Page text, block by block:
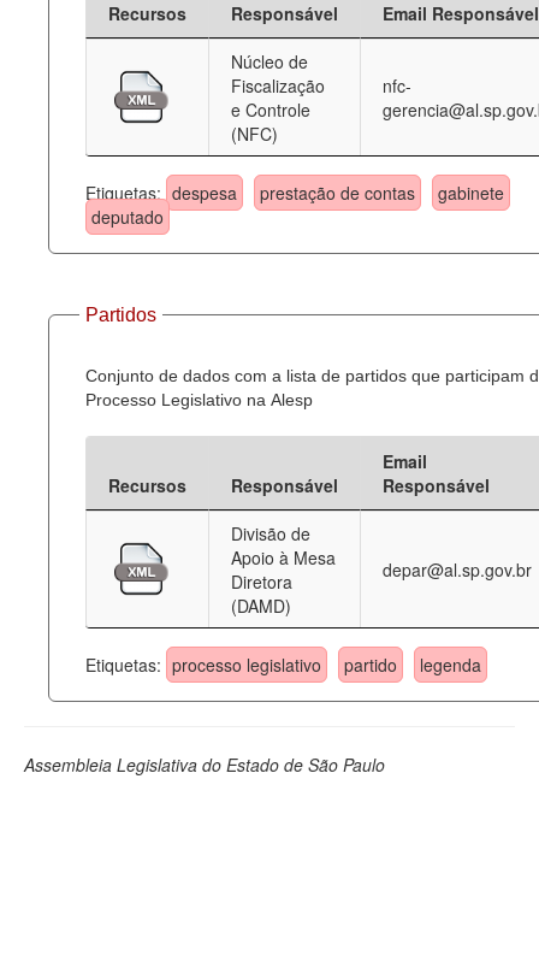
Recursos Responsável
Email Responsável
Núcleo de
Fiscalização
e Controle
(NFC)
nfc-
Etiquetas: despesa prestação de contas
gabinete
deputado
Partidos
Conjunto de dados com a lista de partidos que participam
Processo Legislativo na Alesp
Recursos Responsável
Email
Responsável
Divisão de
Apoio à Mesa
Diretora
(DAMD)
depar@al.sp.gov.br
Etiquetas: processo legislativo partido legenda
Assembleia Legislativa do Estado de São Paulo